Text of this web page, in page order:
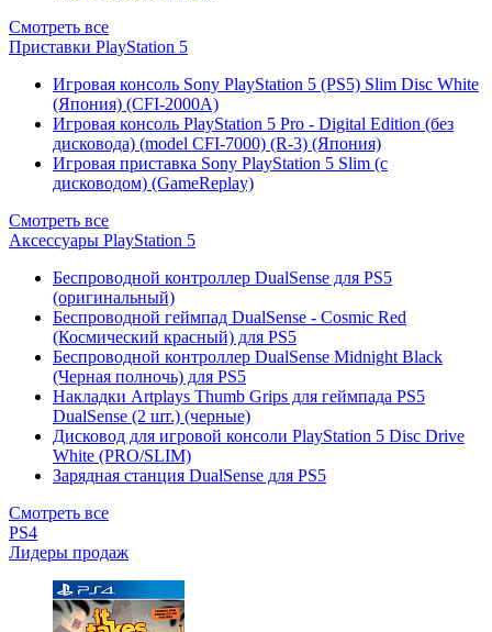
Смотреть все
Приставки PlayStation 5
Игровая консоль Sony PlayStation 5 (PS5) Slim Disc White
(Япония) (CFI-2000A)
Игровая консоль PlayStation 5 Pro - Digital Edition (без
дисковода) (model CFI-7000) (R-3) (Япония)
Игровая приставка Sony PlayStation 5 Slim (с
дисководом) (GameReplay)
Смотреть все
Аксессуары PlayStation 5
Беспроводной контроллер DualSense для PS5
(оригинальный)
Беспроводной геймпад DualSense - Cosmic Red
(Космический красный) для PS5
Беспроводной контроллер DualSense Midnight Black
(Черная полночь) для PS5
Накладки Artplays Thumb Grips для геймпада PS5
DualSense (2 шт.) (черные)
Дисковод для игровой консоли PlayStation 5 Disc Drive
White (PRO/SLIM)
Зарядная станция DualSense для PS5
Смотреть все
PS4
Лидеры продаж